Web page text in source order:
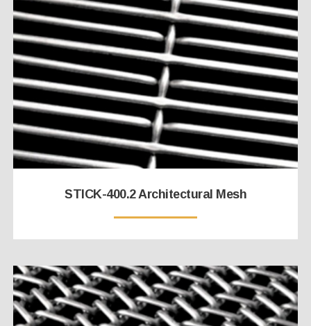
STICK-400.2 Architectural Mesh